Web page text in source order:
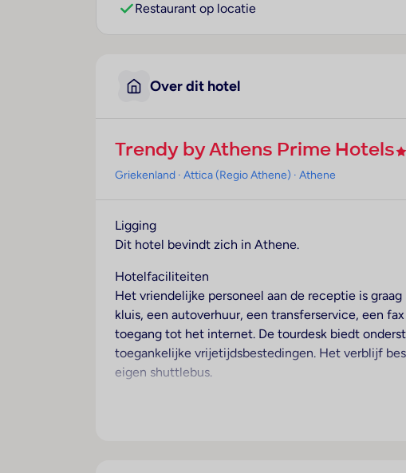
Restaurant op locatie
Over dit hotel
Trendy by Athens Prime Hotels
Griekenland · Attica (Regio Athene) · Athene
Ligging
Dit hotel bevindt zich in Athene.
Hotelfaciliteiten
Het vriendelijke personeel aan de receptie is
kluis, een autoverhuur, een transferservice, een
toegang tot het internet. De tourdesk biedt
toegankelijke vrijetijdsbestedingen. Het verblijf
eigen shuttlebus.
De kamers beschikken over een kingsize bed en